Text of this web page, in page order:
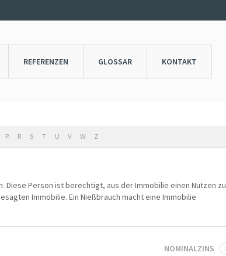
REFERENZEN GLOSSAR KONTAKT
P R S T U V W Z
Diese Person ist berechtigt, aus der Immobilie einen Nutzen zu
Immobilie. Ein Nießbrauch macht eine Immobilie
NOMINALZINS